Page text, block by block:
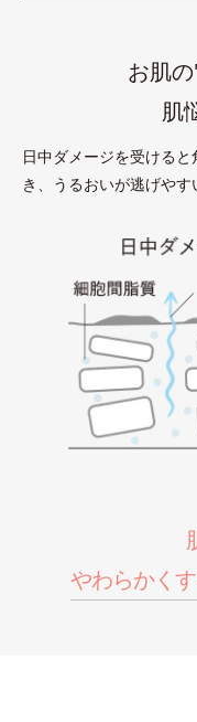
お肌
肌
日中ダメージを受ける
き、うるおいが逃げやす
やわらかく